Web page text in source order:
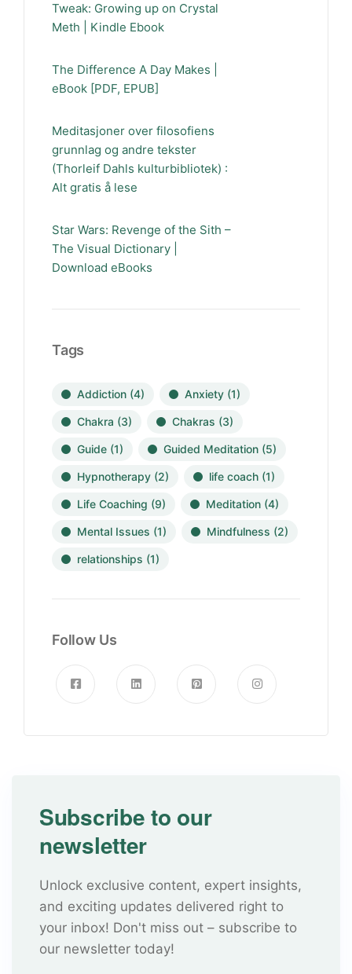
Tweak: Growing up on Crystal
Meth | Kindle Ebook
The Difference A Day Makes |
eBook [PDF, EPUB]
Meditasjoner over filosofiens
grunnlag og andre tekster
(Thorleif Dahls kulturbibliotek) :
Alt gratis å lese
Star Wars: Revenge of the Sith –
The Visual Dictionary |
Download eBooks
Tags
Addiction (4) Anxiety (1)
Chakra (3) Chakras (3)
Guide (1) Guided Meditation (5)
Hypnotherapy (2) life coach (1)
Life Coaching (9) Meditation (4)
Mental Issues (1) Mindfulness (2)
relationships (1)
Follow Us
Subscribe to our
newsletter
Unlock exclusive content, expert insights,
and exciting updates delivered right to
your inbox! Don't miss out – subscribe to
our newsletter today!